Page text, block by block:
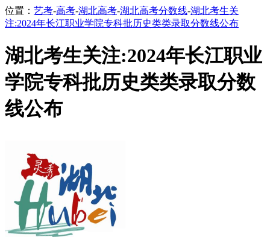
位置： 艺考-高考-湖北高考-湖北高考分数线-湖北考生关
注:2024年长江职业学院专科批历史类类录取分数线公布
湖北考生关注:2024年长江职业
学院专科批历史类类录取分数
线公布